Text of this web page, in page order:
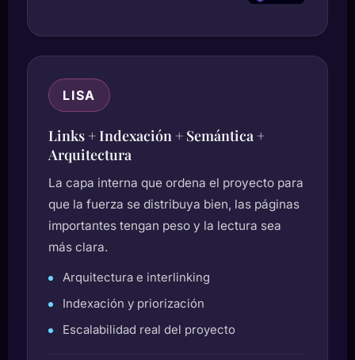
LISA
Links + Indexación + Semántica +
Arquitectura
La capa interna que ordena el proyecto para
que la fuerza se distribuya bien, las páginas
importantes tengan peso y la lectura sea
más clara.
Arquitectura e interlinking
Indexación y priorización
Escalabilidad real del proyecto